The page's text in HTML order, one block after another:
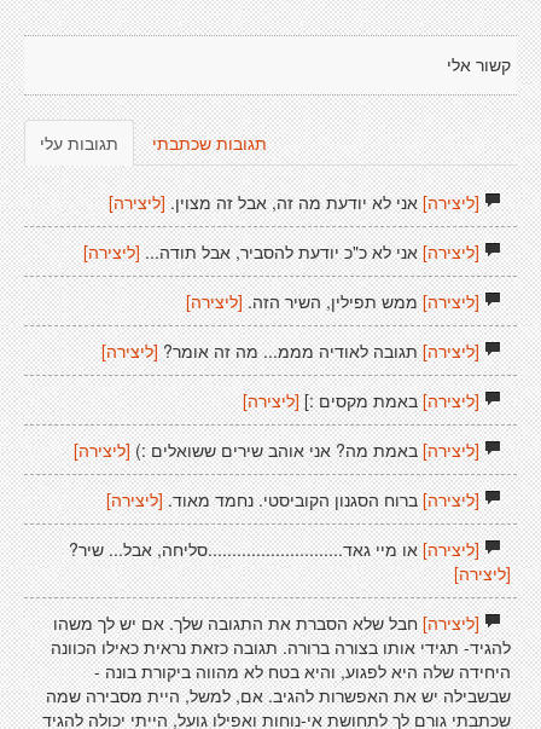
קשור אלי
תגובות עלי תגובות שכתבתי
[ליצירה]אני לא יודעת מה זה, אבל זה מצוין. [ליצירה]
[ליצירה]אני לא כ"כ יודעת להסביר, אבל תודה... [ליצירה]
[ליצירה]ממש תפילין, השיר הזה. [ליצירה]
[ליצירה]תגובה לאודיה מממ... מה זה אומר? [ליצירה]
[ליצירה]באמת מקסים :][ליצירה]
[ליצירה]באמת מה? אני אוהב שירים ששואלים :) [ליצירה]
[ליצירה]ברוח הסגנון הקוביסטי. נחמד מאוד. [ליצירה]
[ליצירה]או מיי גאד............................סליחה, אבל... שיר?
[ליצירה]
[ליצירה]חבל שלא הסברת את התגובה שלך. אם יש לך משהו
להגיד- תגידי אותו בצורה ברורה. תגובה כזאת נראית כאילו הכוונה
היחידה שלה היא לפגוע, והיא בטח לא מהווה ביקורת בונה -
שבשבילה יש את האפשרות להגיב. אם, למשל, היית מסבירה שמה
שכתבתי גורם לך לתחושת אי-נוחות ואפילו גועל, הייתי יכולה להגיד